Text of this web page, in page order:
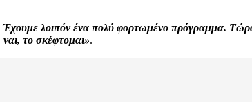
λοιπόν ένα πολύ φορτωμένο πρόγραμμα.
το σκέφτομαι».